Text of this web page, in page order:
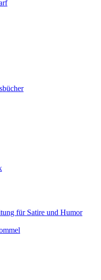
für Satire und Humor